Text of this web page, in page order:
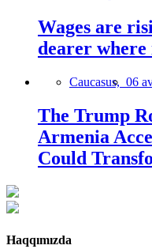
Wages are
dearer
Caucasus, 06
The Trump
Armenia
Could
Haqqımızda